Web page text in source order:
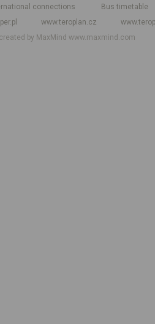
connections
Bus timetable
www.teroplan.cz
by MaxMindwww.maxmind.com